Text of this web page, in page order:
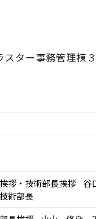
スター事務管理棟
拶・技術部長挨拶
術部長